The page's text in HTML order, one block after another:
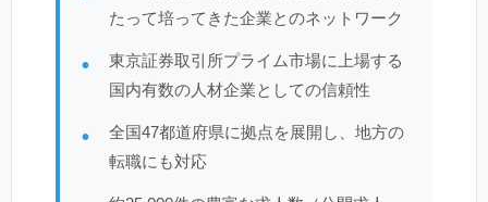
たって培ってきた企業とのネットワーク
東京証券取引所プライム市場に上場する
国内有数の人材企業としての信頼性
全国47都道府県に拠点を展開し、地方の
転職にも対応